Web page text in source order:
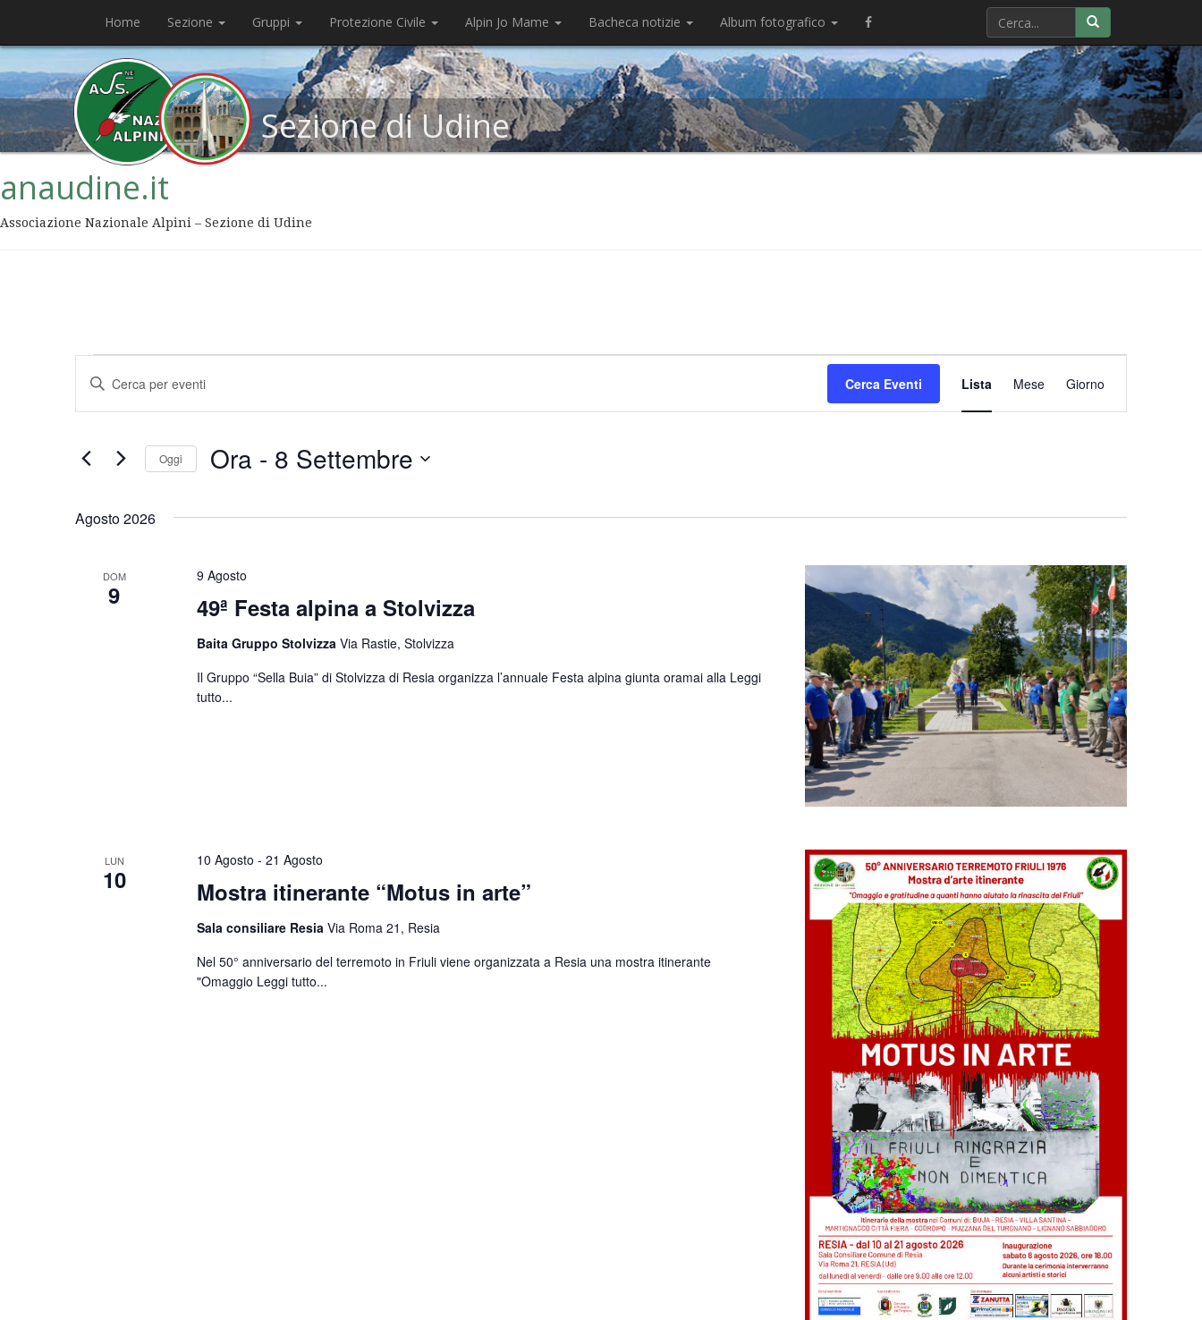
Home Sezione Gruppi Protezione Civile Alpin Jo Mame Bacheca notizie Album fotografico
Sezione di Udine
anaudine.it
Associazione Nazionale Alpini – Sezione di Udine
Eventi
Ricerca
viste
Inserisci
Parola
Chiave.
per
Cerca Eventi
Evento
Viste
Navigazione
Lista Mese Giorno
Oggi Ora - 8 Settembre
data.
Agosto 2026
DOM
9 49ª Festa alpina a Stolvizza
9 Agosto
Baita Gruppo Stolvizza Via Rastie, Stolvizza
Il Gruppo “Sella Buia” di Stolvizza di Resia organizza l’annuale Festa alpina giunta oramai alla Leggi
tutto...
LUN
10 Mostra itinerante “Motus in arte”
10 Agosto - 21 Agosto
Sala consiliare Resia Via Roma 21, Resia
Nel 50° anniversario del terremoto in Friuli viene organizzata a Resia una mostra itinerante
"Omaggio Leggi tutto...